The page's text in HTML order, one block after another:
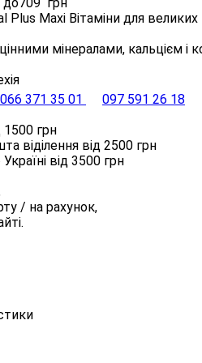
Plus Maxi Вітаміни для
мінералами, кальцієм і
066 371 35 01
097 591 26 18
1500 грн
віділення від 2500 грн
від 3500 грн
/ на рахунок,